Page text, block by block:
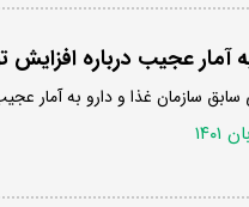
آمار عجیب درباره افزایش
سازمان غذا و دارو به آمار